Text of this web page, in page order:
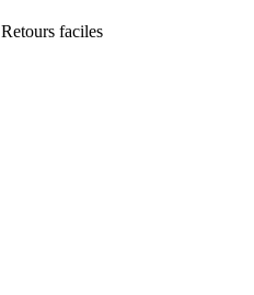
Retours faciles